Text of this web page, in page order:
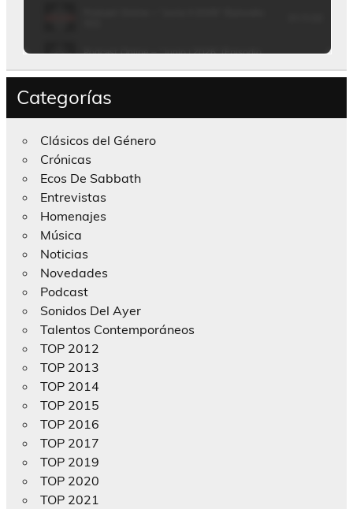
Categorías
Clásicos del Género
Crónicas
Ecos De Sabbath
Entrevistas
Homenajes
Música
Noticias
Novedades
Podcast
Sonidos Del Ayer
Talentos Contemporáneos
TOP 2012
TOP 2013
TOP 2014
TOP 2015
TOP 2016
TOP 2017
TOP 2019
TOP 2020
TOP 2021